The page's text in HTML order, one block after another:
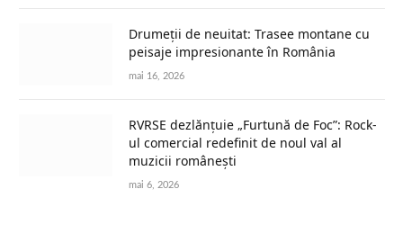
Drumeții de neuitat: Trasee montane cu
peisaje impresionante în România
mai 16, 2026
RVRSE dezlănțuie „Furtună de Foc”: Rock-
ul comercial redefinit de noul val al
muzicii românești
mai 6, 2026